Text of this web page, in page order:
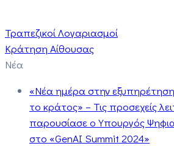
Τραπεζικοί Λογαριασμοί
Κράτηση Αίθουσας
Νέα
«Νέα ημέρα στην
το κράτος» – Τις προσεχείς
παρουσίασε ο Υπουργός
στο «GenAI Summit 2024»